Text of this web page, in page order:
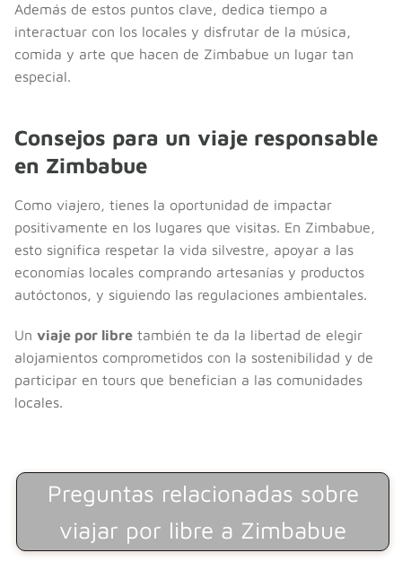
Además de estos puntos clave, dedica tiempo a
interactuar con los locales y disfrutar de la música,
comida y arte que hacen de Zimbabue un lugar tan
especial.
Consejos para un viaje responsable
en Zimbabue
Como viajero, tienes la oportunidad de impactar
positivamente en los lugares que visitas. En Zimbabue,
esto significa respetar la vida silvestre, apoyar a las
economías locales comprando artesanías y productos
autóctonos, y siguiendo las regulaciones ambientales.
Un viaje por libre también te da la libertad de elegir
alojamientos comprometidos con la sostenibilidad y de
participar en tours que benefician a las comunidades
locales.
Preguntas relacionadas sobre
viajar por libre a Zimbabue